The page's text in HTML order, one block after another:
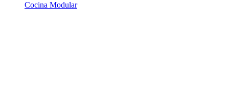
Cocina Modular